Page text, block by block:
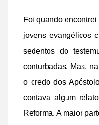
Foi quando
jovens evangélicos
sedentos do
conturbadas. Mas,
o credo dos
contava algum
Reforma. A maior